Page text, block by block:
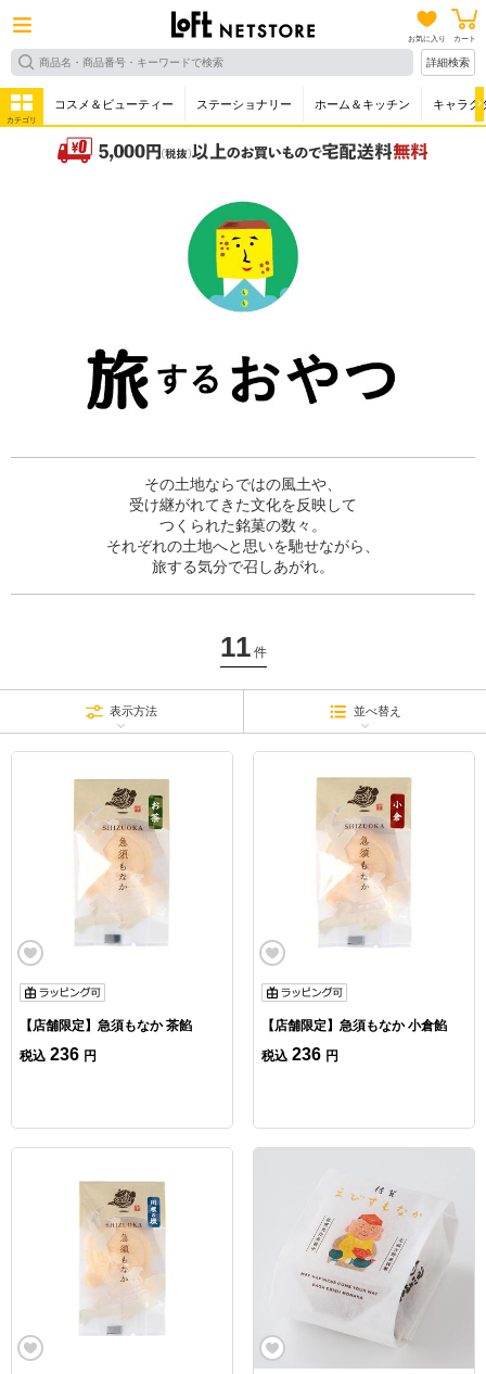
お気に入り カート
詳細検索
カテゴリ
コスメ＆ビューティー ステーショナリー ホーム＆キッチン キャラク
その土地ならではの風土や、
受け継がれてきた文化を反映して
つくられた銘菓の数々。
それぞれの土地へと思いを馳せながら、
旅する気分で召しあがれ。
11件
表示方法 並べ替え
【店舗限定】急須もなか 茶餡
税込 236 円
【店舗限定】急須もなか 小倉餡
税込 236 円